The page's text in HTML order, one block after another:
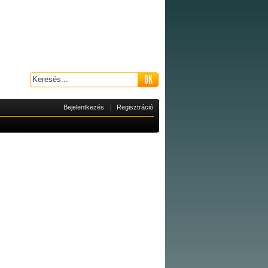
Bejelentkezés Regisztráció